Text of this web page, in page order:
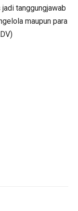
tanggungjawab
maupun para